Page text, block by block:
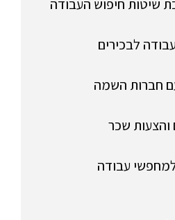
שיטות חיפוש העבודה
לבכירים
חברות השמה
והצעות שכר
עבודה